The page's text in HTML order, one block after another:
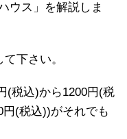
ウス」を解説しま
下さい。
(税込)から1200円(税
(税込))がそれでも